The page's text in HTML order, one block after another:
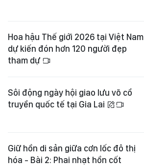
Hoa hậu Thế giới 2026 tại Việt Nam
dự kiến đón hơn 120 người đẹp
tham dự
Sôi động ngày hội giao lưu võ cổ
truyền quốc tế tại Gia Lai
Giữ hồn di sản giữa cơn lốc đô thị
hóa - Bài 2: Phai nhạt hồn cốt